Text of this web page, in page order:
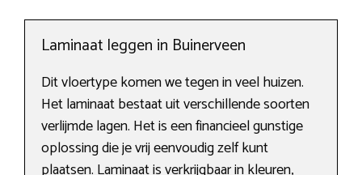
Laminaat leggen in Buinerveen
Dit vloertype komen we tegen in veel huizen.
Het laminaat bestaat uit verschillende soorten
verlijmde lagen. Het is een financieel gunstige
oplossing die je vrij eenvoudig zelf kunt